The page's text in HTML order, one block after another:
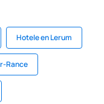
Hotele en Lerum
Rance